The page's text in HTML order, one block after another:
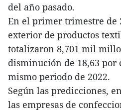
del año pasado.
En el primer trimestre de
exterior de productos
totalizaron 8,701 mil
disminución de 18,63 por
mismo periodo de 2022.
Según las predicciones,
las empresas de